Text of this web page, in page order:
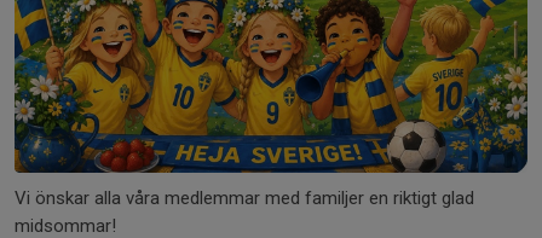
Vi önskar alla våra medlemmar med familjer en riktigt glad
midsommar!